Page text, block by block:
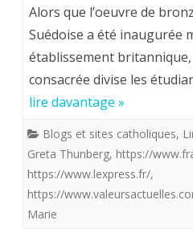
statue
de
Greta
des
remous
Alors que l’oeuvre de
Suédoise a été inaugurée
établissement
consacrée divise les
lire davantage »
Blogs et sites catholiques,
Greta Thunberg, https://
https://www.lexpress.fr/,
https://
Marie